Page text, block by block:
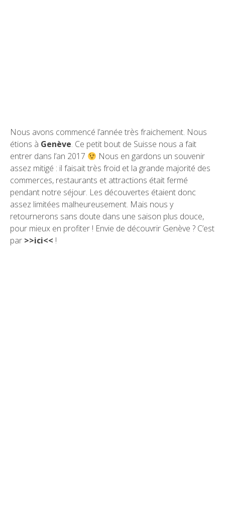
Nous avons commencé l’année très fraichement. Nous
étions à Genève. Ce petit bout de Suisse nous a fait
entrer dans l’an 2017
Nous en gardons un souvenir
assez mitigé : il faisait très froid et la grande majorité des
commerces, restaurants et attractions était fermé
pendant notre séjour. Les découvertes étaient donc
assez limitées malheureusement. Mais nous y
retournerons sans doute dans une saison plus douce,
pour mieux en profiter ! Envie de découvrir Genève ? C’est
par >>ici<< !